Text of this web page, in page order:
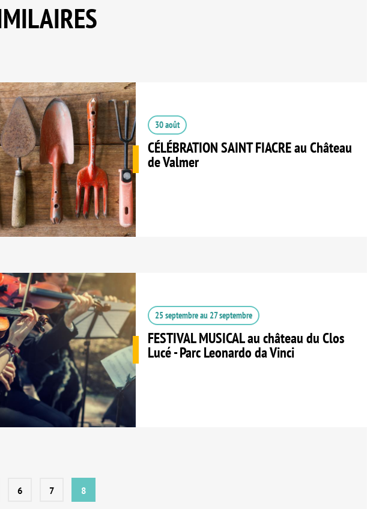
30 août
CÉLÉBRATION SAINT FIACRE au Château
de Valmer
25 septembreau 27 septembre
FESTIVAL MUSICAL au château du Clos
Lucé - Parc Leonardo da Vinci
6 7 8